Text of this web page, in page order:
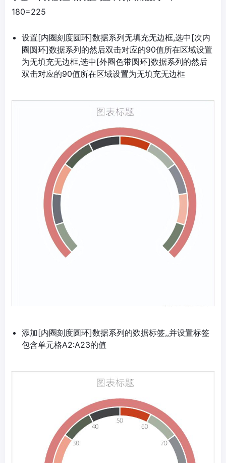
180=225
设置[内圈刻度圆环]数据系列无填充无边框,选中[次内
圈圆环]数据系列的然后双击对应的90值所在区域设置
为无填充无边框,选中[外圈色带圆环]数据系列的然后
双击对应的90值所在区域设置为无填充无边框
添加[内圈刻度圆环]数据系列的数据标签,,并设置标签
包含单元格A2:A23的值